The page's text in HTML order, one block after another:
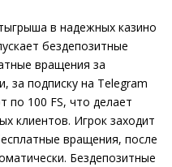
в надежных казино
бездепозитные
вращения за
за подписку на Telegram
по 100 FS, что делает
клиентов. Игрок заходит
вращения, после
Бездепозитные